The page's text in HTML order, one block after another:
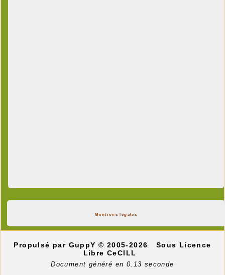
Mentions légales
Propulsé par GuppY© 2005-2026
Sous Licence
Libre CeCILL
Document généré en 0.13 seconde